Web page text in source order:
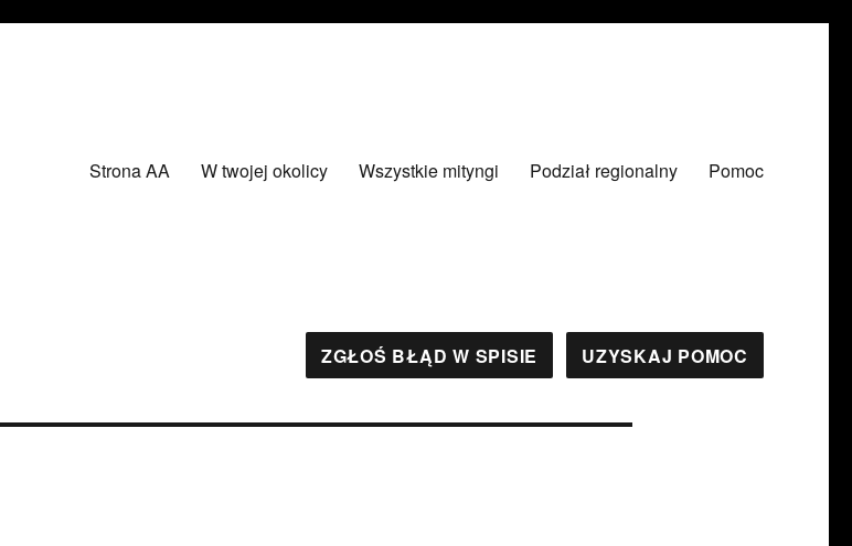
Strona AA W twojej okolicy Wszystkie mityngi Podział regionalny Pomoc
ZGŁOŚ BŁĄD W SPISIE UZYSKAJ POMOC